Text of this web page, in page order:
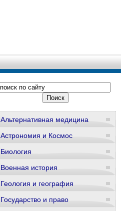
Альтернативная медицина
Астрономия и Космос
Биология
Военная история
Геология и география
Государство и право